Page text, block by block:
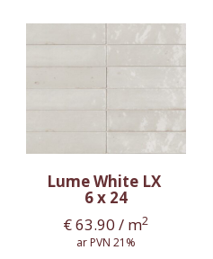
Lume White LX
6 x 24
€63.90 / m2
ar PVN 21%